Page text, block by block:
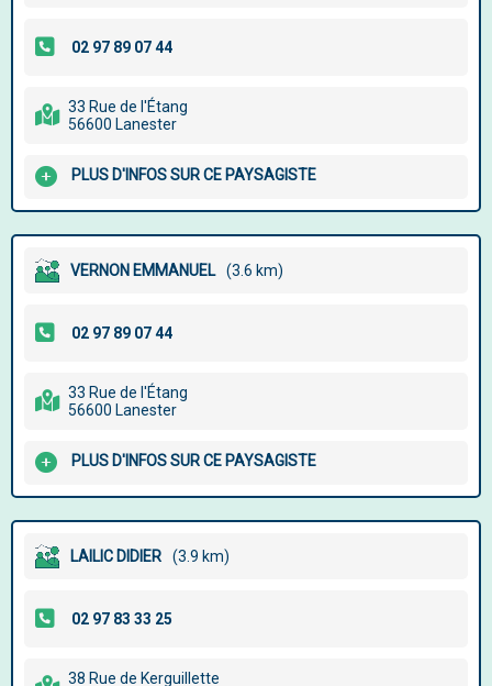
33 Rue de l'Étang
56600 Lanester
PLUS D'INFOS SUR CE PAYSAGISTE
VERNON EMMANUEL (3.6 km)
33 Rue de l'Étang
56600 Lanester
PLUS D'INFOS SUR CE PAYSAGISTE
LAILIC DIDIER (3.9 km)
38 Rue de Kerguillette